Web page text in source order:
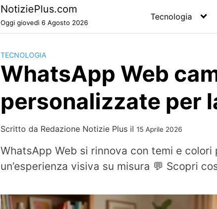
NotiziePlus.com
Oggi giovedì 6 Agosto 2026
Tecnologia
TECNOLOGIA
WhatsApp Web
personalizzate per
Scritto da Redazione Notizie Plus il 15 Aprile 2026
WhatsApp Web si rinnova con temi e
un’esperienza visiva su misura 💬 Scopri